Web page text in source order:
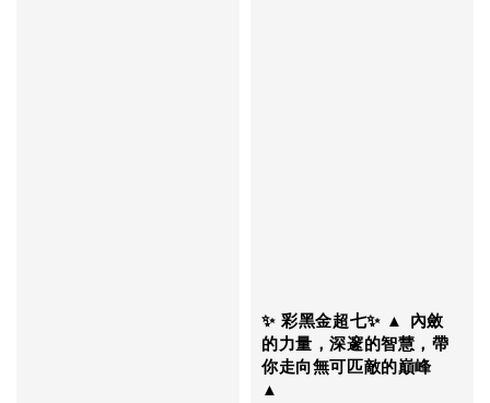
✨ 彩黑金超七✨ ▲ 內斂
的力量，深邃的智慧，帶
你走向無可匹敵的巔峰
▲